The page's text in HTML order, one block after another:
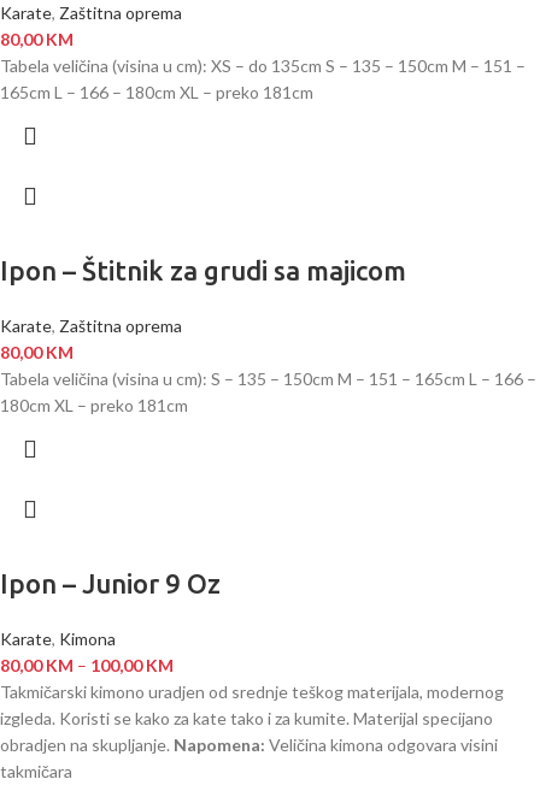
Karate, Zaštitna oprema
80,00KM
Tabela veličina (visina u cm): XS – do 135cm S – 135 – 150cm M – 151 –
165cm L – 166 – 180cm XL – preko 181cm
Ipon – Štitnik za grudi sa majicom
Karate, Zaštitna oprema
80,00KM
Tabela veličina (visina u cm): S – 135 – 150cm M – 151 – 165cm L – 166 –
180cm XL – preko 181cm
Ipon – Junior 9 Oz
Karate, Kimona
80,00KM – 100,00KM
Takmičarski kimono uradjen od srednje teškog materijala, modernog
izgleda. Koristi se kako za kate tako i za kumite. Materijal specijano
obradjen na skupljanje. Napomena: Veličina kimona odgovara visini
takmičara